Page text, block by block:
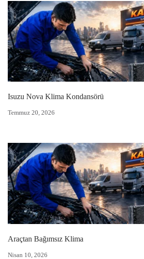
Temmuz 20, 2026
Isuzu Nova Klima Kondansörü
Nisan 10, 2026
Araçtan Bağımsız Klima